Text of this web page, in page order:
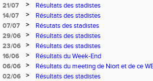
21/07
>
Résultats des stadistes
14/07
>
Résultats des stadistes
07/07
>
Résutats des stadistes
29/06
>
Résultats des stadistes
23/06
>
Résultats des stadistes
16/06
>
Résultats du Week-End
06/06
>
Résultats du meeting de Niort et de ce
02/06
>
Résultats des stadistes